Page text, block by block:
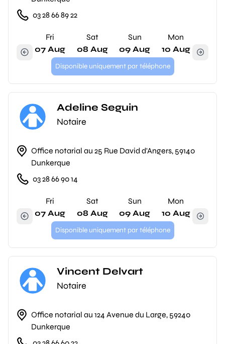
03 28 66 89 22
Fri
07 Aug
Sat
08 Aug
Sun
09 Aug
Mon
10 Aug
Disponible uniquement par téléphone
Adeline Seguin
Notaire
Office notarial au 25 Rue David d'Angers, 59140
Dunkerque
03 28 66 90 14
Fri
07 Aug
Sat
08 Aug
Sun
09 Aug
Mon
10 Aug
Disponible uniquement par téléphone
Vincent Delvart
Notaire
Office notarial au 124 Avenue du Large, 59240
Dunkerque